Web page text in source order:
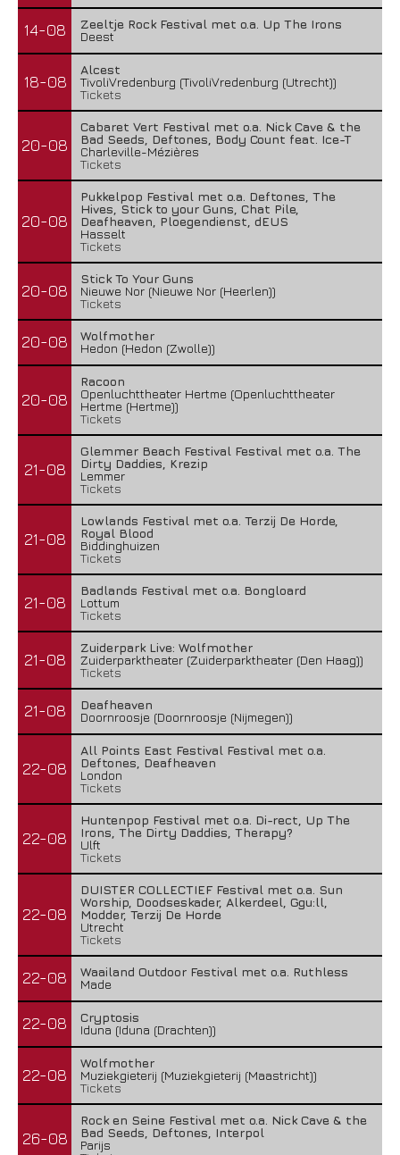
14-08
Zeeltje Rock Festival met o.a. Up The Irons
Deest
18-08
Alcest
TivoliVredenburg (TivoliVredenburg (Utrecht))
Tickets
20-08
Cabaret Vert Festival met o.a. Nick Cave & the
Bad Seeds, Deftones, Body Count feat. Ice-T
Charleville-Mézières
Tickets
20-08
Pukkelpop Festival met o.a. Deftones, The
Hives, Stick to your Guns, Chat Pile,
Deafheaven, Ploegendienst, dEUS
Hasselt
Tickets
20-08
Stick To Your Guns
Nieuwe Nor (Nieuwe Nor (Heerlen))
Tickets
20-08
Wolfmother
Hedon (Hedon (Zwolle))
20-08
Racoon
Openluchttheater Hertme (Openluchttheater
Hertme (Hertme))
Tickets
21-08
Glemmer Beach Festival Festival met o.a. The
Dirty Daddies, Krezip
Lemmer
Tickets
21-08
Lowlands Festival met o.a. Terzij De Horde,
Royal Blood
Biddinghuizen
Tickets
21-08
Badlands Festival met o.a. Bongloard
Lottum
Tickets
21-08
Zuiderpark Live: Wolfmother
Zuiderparktheater (Zuiderparktheater (Den Haag))
Tickets
21-08
Deafheaven
Doornroosje (Doornroosje (Nijmegen))
22-08
All Points East Festival Festival met o.a.
Deftones, Deafheaven
London
Tickets
22-08
Huntenpop Festival met o.a. Di-rect, Up The
Irons, The Dirty Daddies, Therapy?
Ulft
Tickets
22-08
DUISTER COLLECTIEF Festival met o.a. Sun
Worship, Doodseskader, Alkerdeel, Ggu:ll,
Modder, Terzij De Horde
Utrecht
Tickets
22-08
Waailand Outdoor Festival met o.a. Ruthless
Made
22-08
Cryptosis
Iduna (Iduna (Drachten))
22-08
Wolfmother
Muziekgieterij (Muziekgieterij (Maastricht))
Tickets
26-08
Rock en Seine Festival met o.a. Nick Cave & the
Bad Seeds, Deftones, Interpol
Parijs